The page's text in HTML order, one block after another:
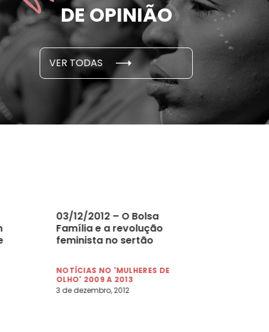
DE OPINIÃO
VER TODAS
em cada 6 já sofreu
E PESQUISAS
novembro, 2021
cidade
03/12/2012 – O Bolsa
Família e a revolução
feminista no sertão
NOTÍCIAS NO 'MULHERES DE
OLHO' 2009 A 2013
3 de dezembro, 2012